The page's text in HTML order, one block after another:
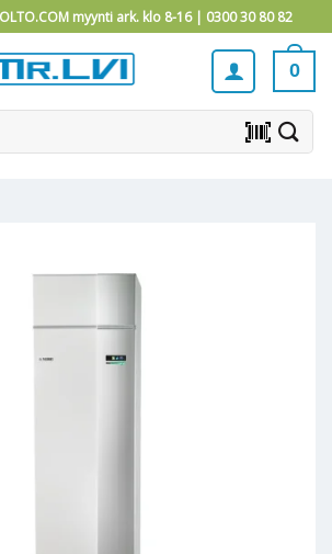
myynti ark. klo 8-16 | 0300 30 80 82
0
barcode_scanner